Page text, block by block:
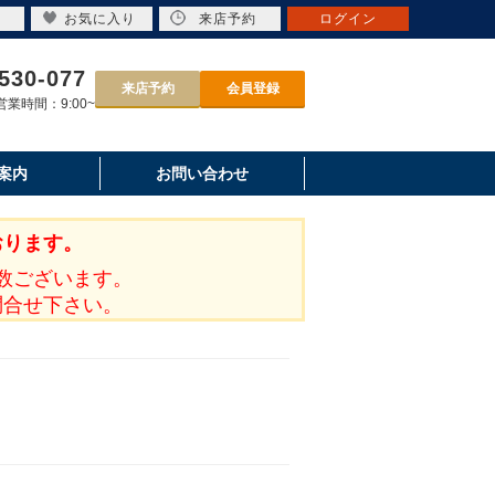
077
時間：9:00~
来店予約 会員登録
内 お問い合わせ
ます。
ざいます。
せ下さい。
お気に入り 来店予約 ログイン